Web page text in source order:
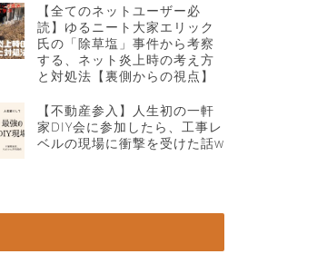
【全てのネットユーザー必
読】ゆるニート大家エリック
氏の「除草塩」事件から考察
する、ネット炎上時の考え方
と対処法【裏側からの視点】
【不動産参入】人生初の一軒
家DIY会に参加したら、工事レ
ベルの現場に衝撃を受けた話w